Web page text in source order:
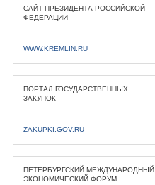
САЙТ ПРЕЗИДЕНТА РОССИЙСКОЙ
ФЕДЕРАЦИИ
WWW.KREMLIN.RU
ПОРТАЛ ГОСУДАРСТВЕННЫХ
ЗАКУПОК
ZAKUPKI.GOV.RU
ПЕТЕРБУРГСКИЙ МЕЖДУНАРОДНЫЙ
ЭКОНОМИЧЕСКИЙ ФОРУМ